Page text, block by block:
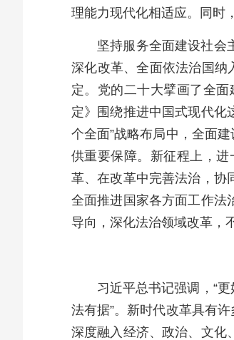
理能力现代化相适应。同时
坚持服务全面建设社会
深化改革、全面依法治国纳
定。党的二十大擘画了全
定》围绕推进中国式现代化
个全面”战略布局中，全面
供重要保障。新征程上，
革、在改革中完善法治，协
全面推进国家各方面工作法
导向，深化法治领域改革，
习近平总书记强调，“
法有据”。新时代改革具有
深度融入经济、政治、文化